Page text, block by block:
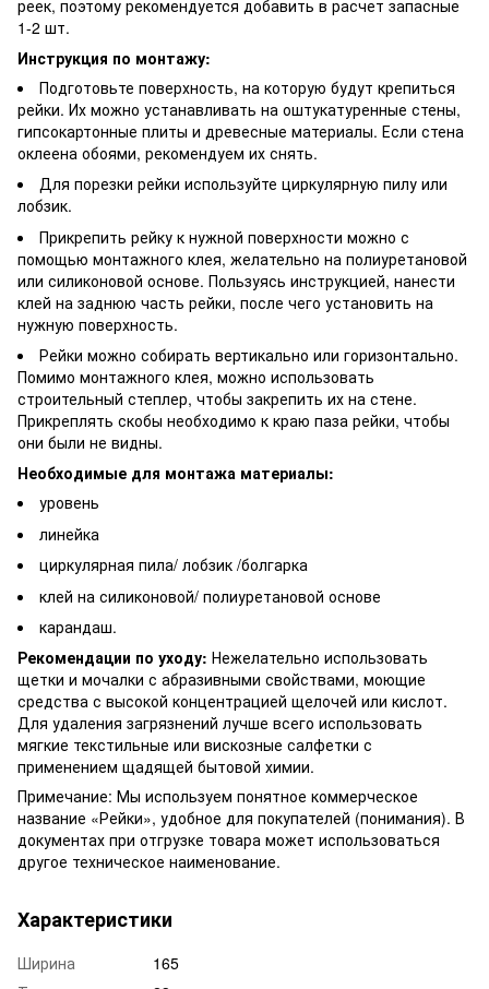
реек, поэтому рекомендуется добавить в расчет запасные
1-2 шт.
Инструкция по монтажу:
Подготовьте поверхность, на которую будут крепиться
рейки. Их можно устанавливать на оштукатуренные стены,
гипсокартонные плиты и древесные материалы. Если стена
оклеена обоями, рекомендуем их снять.
Для порезки рейки используйте циркулярную пилу или
лобзик.
Прикрепить рейку к нужной поверхности можно с
помощью монтажного клея, желательно на полиуретановой
или силиконовой основе. Пользуясь инструкцией, нанести
клей на заднюю часть рейки, после чего установить на
нужную поверхность.
Рейки можно собирать вертикально или горизонтально.
Помимо монтажного клея, можно использовать
строительный степлер, чтобы закрепить их на стене.
Прикреплять скобы необходимо к краю паза рейки, чтобы
они были не видны.
Необходимые для монтажа материалы:
уровень
линейка
циркулярная пила/ лобзик /болгарка
клей на силиконовой/ полиуретановой основе
карандаш.
Рекомендации по уходу: Нежелательно использовать
щетки и мочалки с абразивными свойствами, моющие
средства с высокой концентрацией щелочей или кислот.
Для удаления загрязнений лучше всего использовать
мягкие текстильные или вискозные салфетки с
применением щадящей бытовой химии.
Примечание: Мы используем понятное коммерческое
название «Рейки», удобное для покупателей (понимания). В
документах при отгрузке товара может использоваться
другое техническое наименование.
Характеристики
Ширина
165